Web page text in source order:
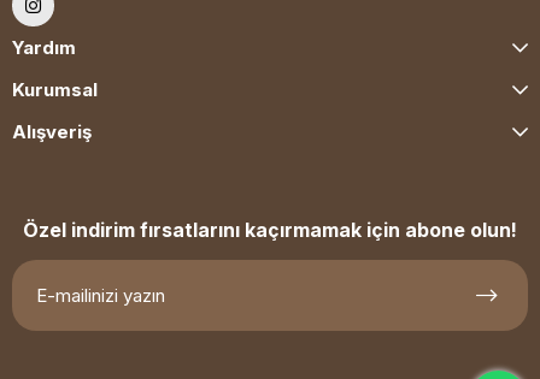
Yardım
Kurumsal
Alışveriş
Özel indirim fırsatlarını kaçırmamak için abone olun!